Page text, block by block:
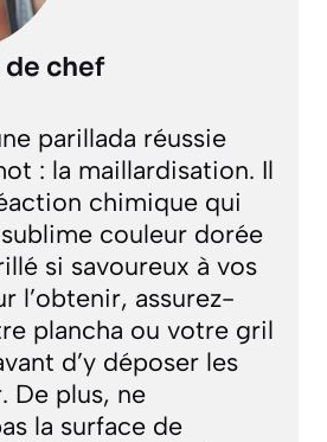
de chef
parillada réussie
: la maillardisation. Il
chimique qui
couleur dorée
si savoureux à vos
l’obtenir, assurez-
plancha ou votre gril
d’y déposer les
De plus, ne
la surface de